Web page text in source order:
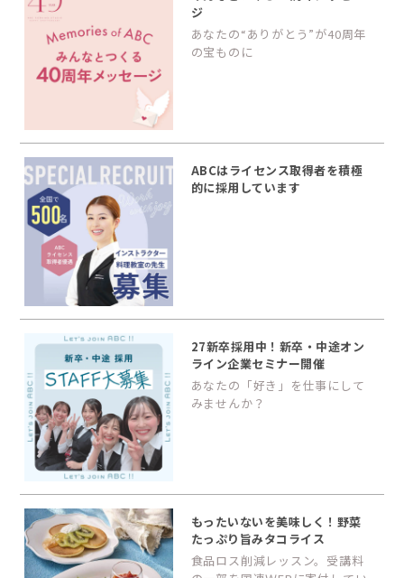
ジ
あなたの“ありがとう”が40周年
の宝ものに
ABCはライセンス取得者を積極
的に採用しています
27新卒採用中！新卒・中途オン
ライン企業セミナー開催
あなたの「好き」を仕事にして
みませんか？
もったいないを美味しく！野菜
たっぷり旨みタコライス
食品ロス削減レッスン。受講料